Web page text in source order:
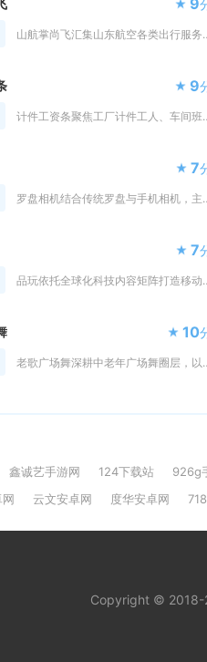
9
山航掌尚飞汇集山东航空各类出行服务，
9
计件工资条聚焦工厂计件工人、车间班组
7
罗盘相机结合传统罗盘与手机相机
7
品玩依托全球化科技内容矩阵打造移动端
10
老歌广场舞深耕中老年广场舞圈层，以怀
鑫诚艺手游网 124下载站 926g
云文安卓网 度华安卓网
Copyright © 2018-